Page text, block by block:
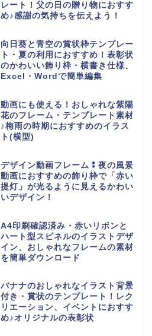
レート！父の日の贈り物におすす
め♪感謝の気持ちを伝えよう！
向日葵と青空の賞状枠テンプレー
ト・夏の利用におすすめ！表彰状
のかわいい飾り枠・横書き仕様、
Excel・Wordで簡単編集
動画にも使える！おしゃれな紫陽
花のフレーム・テンプレート素材
♪梅雨の時期におすすめのイラス
ト(横型)
デザイン動画フレーム⁑夜の風景
動画におすすめの飾り枠で「赤い
提灯」が光るように見えるかわい
いデザイン！
A4印刷確認済み・赤いリボンと
ハート型スピネルのイラストデザ
イン、おしゃれなフレームの素材
を簡単ダウンロード
バナナのおしゃれなイラスト背景
付き・賞状のテンプレート！レク
リエーション、イベントにおすす
め♪オリジナルの表彰状